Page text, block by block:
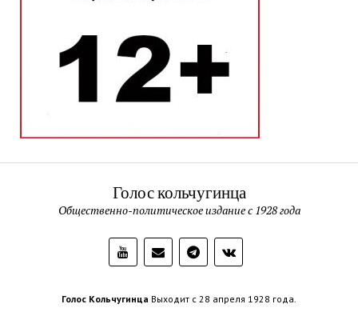
Голос кольчугинца
Общественно-политическое издание с 1928 года
Голос Кольчугинца Выходит с 28 апреля 1928 года.